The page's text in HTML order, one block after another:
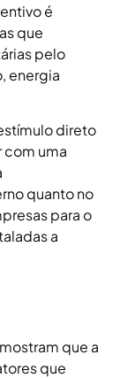
é
que
pelo
energia
direto
com uma
quanto no
para o
a
que a
que